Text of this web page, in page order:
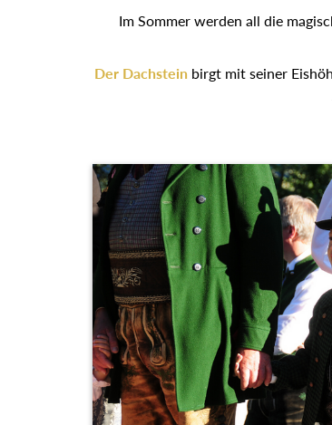
Im Sommer werden all die
Der Dachstein birgt mit seiner